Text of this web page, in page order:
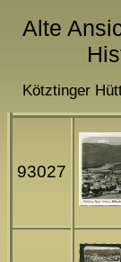
Alte
Kötztinger
93027